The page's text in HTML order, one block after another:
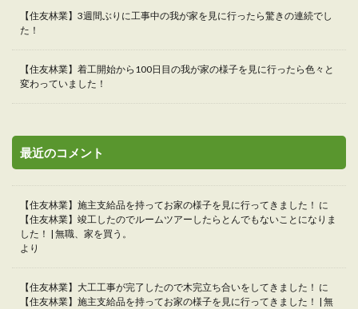
【住友林業】3週間ぶりに工事中の我が家を見に行ったら驚きの連続でし
た！
【住友林業】着工開始から100日目の我が家の様子を見に行ったら色々と
変わっていました！
最近のコメント
【住友林業】施主支給品を持ってお家の様子を見に行ってきました！ に
【住友林業】竣工したのでルームツアーしたらとんでもないことになりま
した！ | 無職、家を買う。
より
【住友林業】大工工事が完了したので木完立ち合いをしてきました！ に
【住友林業】施主支給品を持ってお家の様子を見に行ってきました！ | 無